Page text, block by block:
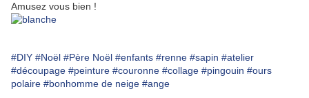
Amusez vous bien !
#DIY #Noël #Père Noël #enfants #renne #sapin #atelier
#découpage #peinture #couronne #collage #pingouin #ours
polaire #bonhomme de neige #ange